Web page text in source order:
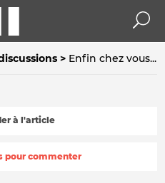
Enfin chez vous...
à l'article
pour commenter